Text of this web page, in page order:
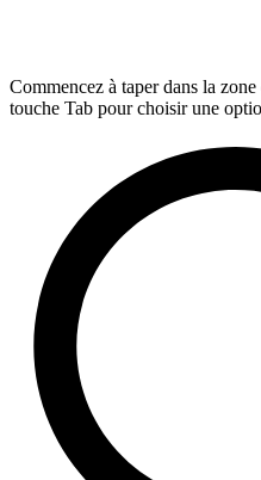
Commencez à taper dans la
touche Tab pour choisir une